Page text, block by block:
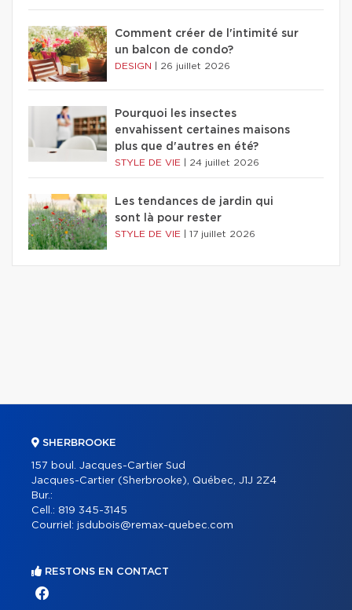
Comment créer de l'intimité sur
un balcon de condo?
DESIGN 26 juillet 2026
Pourquoi les insectes
envahissent certaines maisons
plus que d'autres en été?
STYLE DE VIE 24 juillet 2026
Les tendances de jardin qui
sont là pour rester
STYLE DE VIE 17 juillet 2026
SHERBROOKE
157 boul. Jacques-Cartier Sud
Jacques-Cartier (Sherbrooke), Québec, J1J 2Z4
Bur.:
Cell.: 819 345-3145
Courriel: jsdubois@remax-quebec.com
RESTONS EN CONTACT